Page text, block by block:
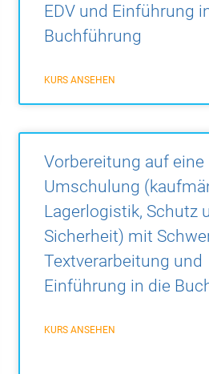
EDV und Einführung
Buchführung
KURS ANSEHEN
Vorbereitung auf eine
Umschulung
Lagerlogistik, Schutz
Sicherheit) mit
Textverarbeitung und
Einführung in die
KURS ANSEHEN